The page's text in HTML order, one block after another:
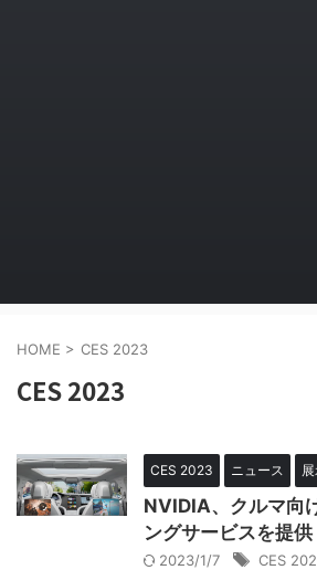
HOME > CES 2023
CES 2023
CES 2023 ニュース
NVIDIA、クルマ向
ングサービスを提供
2023/1/7 CES